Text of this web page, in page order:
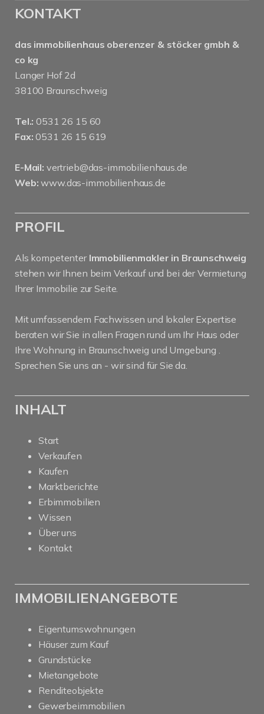
KONTAKT
das immobilienhaus oberenzer & stöcker gmbh &
co kg
Langer Hof 2d
38100 Braunschweig
Tel.: 0531 26 15 60
Fax: 0531 26 15 619
E-Mail: vertrieb@das-immobilienhaus.de
Web: www.das-immobilienhaus.de
PROFIL
Als kompetenter Immobilienmakler in Braunschweig
stehen wir Ihnen beim Verkauf und bei der Vermietung
Ihrer Immobilie zur Seite.
Mit umfassendem Fachwissen und lokaler Expertise
beraten wir Sie in allen Fragen rund um Ihr Haus oder
Ihre Wohnung in Braunschweig und Umgebung .
Sprechen Sie uns an - wir sind für Sie da.
INHALT
Start
Verkaufen
Kaufen
Marktberichte
Erbimmobilien
Wissen
Über uns
Kontakt
IMMOBILIENANGEBOTE
Eigentumswohnungen
Häuser zum Kauf
Grundstücke
Mietangebote
Renditeobjekte
Gewerbeimmobilien